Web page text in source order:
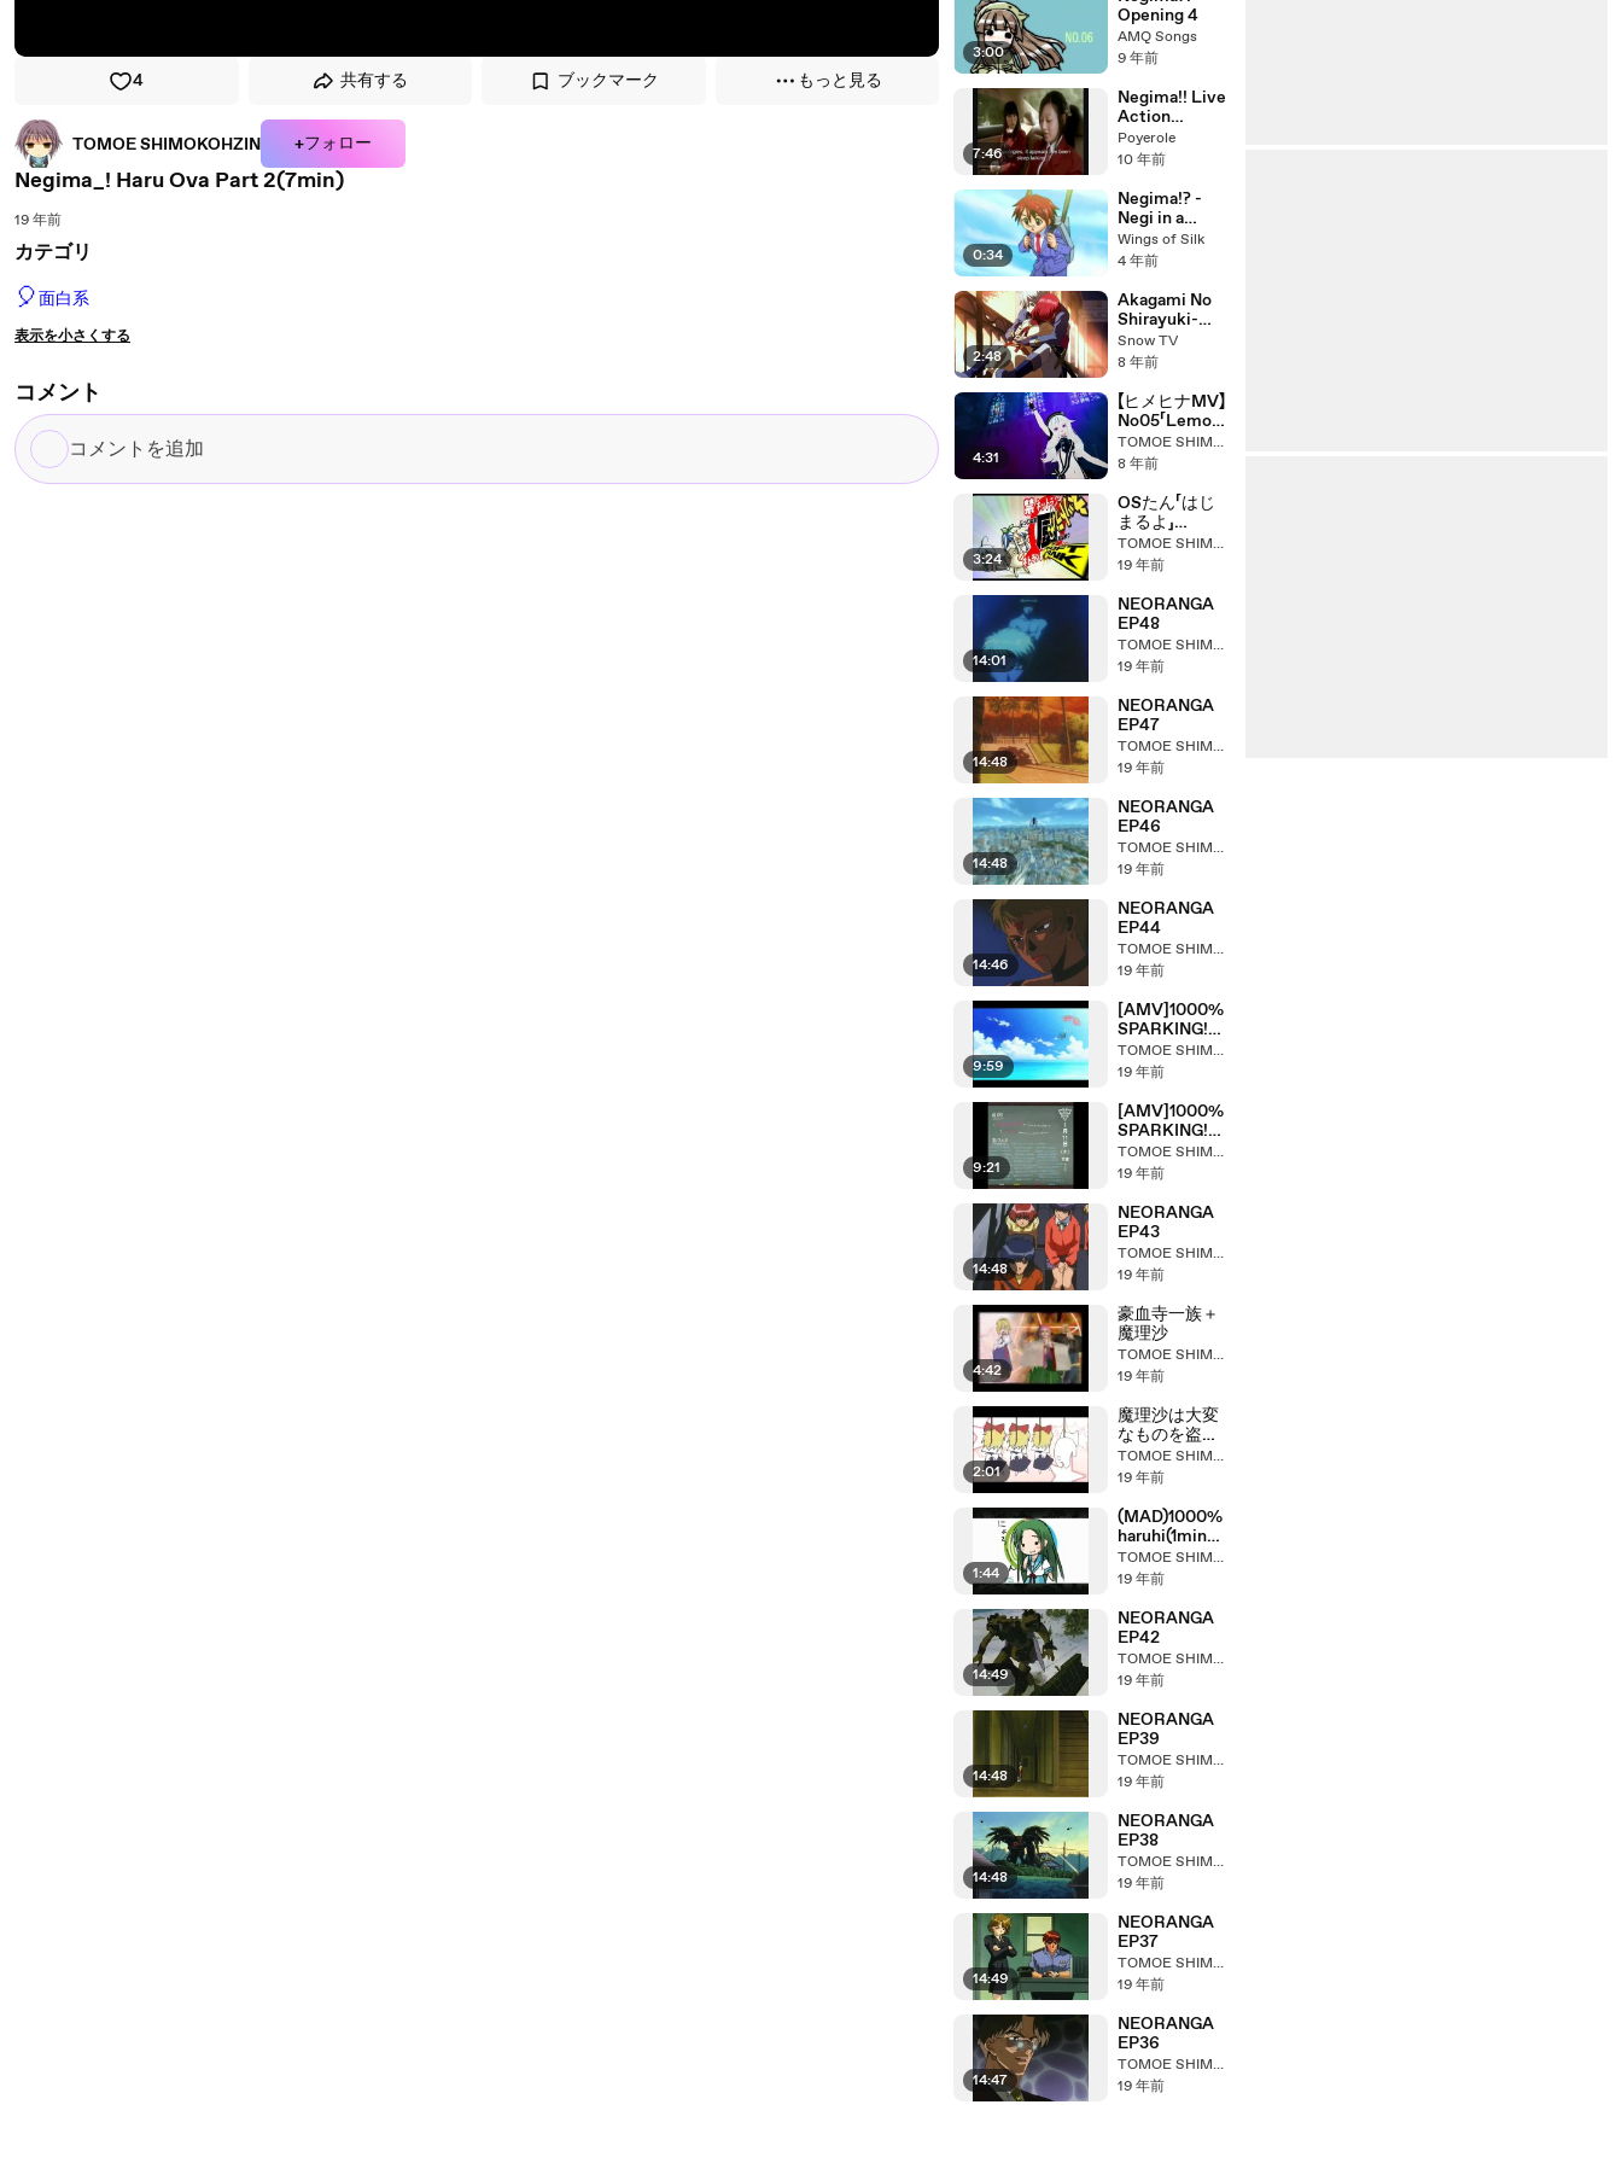
4 共有する ブックマーク もっと見る
TOMOE SHIMOKOHZIN +フォロー
Negima_! Haru Ova Part 2(7min)
19 年前
カテゴリ
🎈面白系
表示を小さくする
コメント
コ
メ
3:00
Opening 4
AMQ Songs
9 年前
7:46
Negima!! Live
Action
episode 4 1/4
Eng Sub
Poyerole
10 年前
0:34
Negima!? -
Negi in a
parachute
Wings of Silk
4 年前
2:48
Akagami No
Shirayuki-
Hime AMV
(Snow White
hair AMV) -
Zen X
Shirayuki -
Next to you
Snow TV
8 年前
4:31
【ヒメヒナMV】
No05「Lemon」
歌ってみた【心
を込めて】 - ニ
GINZA
TOMOE SHIMOKOHZIN
8 年前
3:24
OSたん「はじ
まるよ」
(3min24sec)TOMOE SHIMOKOHZIN
19 年前
14:01
NEORANGA
EP48
TOMOE SHIMOKOHZIN
19 年前
14:48
NEORANGA
EP47
TOMOE SHIMOKOHZIN
19 年前
14:48
NEORANGA
EP46
TOMOE SHIMOKOHZIN
19 年前
14:46
NEORANGA
EP44
TOMOE SHIMOKOHZIN
19 年前
9:59
[AMV]1000%
SPARKING!
Ver2
TOMOE SHIMOKOHZIN
19 年前
9:21
[AMV]1000%
SPARKING!
Ver1
TOMOE SHIMOKOHZIN
19 年前
14:48
NEORANGA
EP43
TOMOE SHIMOKOHZIN
19 年前
4:42
豪血寺一族＋
魔理沙
TOMOE SHIMOKOHZIN
19 年前
2:01
魔理沙は大変
なものを盗ん
で
TOMOE SHIMOKOHZIN
19 年前
1:44
(MAD)1000%
haruhi(1min44
sec)
TOMOE SHIMOKOHZIN
19 年前
14:49
NEORANGA
EP42
TOMOE SHIMOKOHZIN
19 年前
14:48
NEORANGA
EP39
TOMOE SHIMOKOHZIN
19 年前
14:48
NEORANGA
EP38
TOMOE SHIMOKOHZIN
19 年前
14:49
NEORANGA
EP37
TOMOE SHIMOKOHZIN
19 年前
14:47
NEORANGA
EP36
TOMOE SHIMOKOHZIN
19 年前